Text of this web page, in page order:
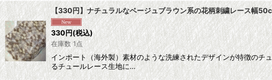
【330円】ナチュラルなベージュブラウン系の花柄刺繍レース幅
330円(税込)
在庫数 1点
インポート（海外製）素材のような洗練されたデザインが特徴のチ
るチュールレース生地に…